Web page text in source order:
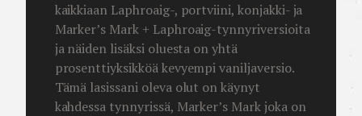
kaikkiaan Laphroaig-, portviini, konjakki- ja
Marker’s Mark + Laphroaig-tynnyriversioita
ja näiden lisäksi oluesta on yhtä
prosenttiyksikköä kevyempi vaniljaversio.
Tämä lasissani oleva olut on käynyt
kahdessa tynnyrissä, Marker’s Mark joka on